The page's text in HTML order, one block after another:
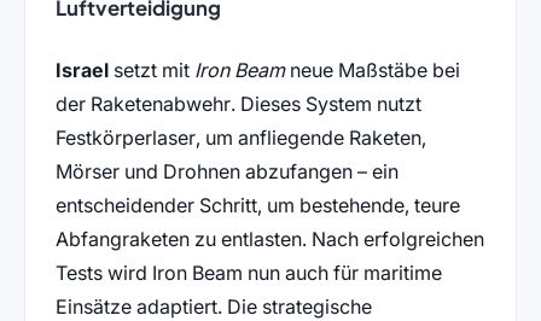
Luftverteidigung
Israelsetzt mit Iron Beamneue Maßstäbe bei
der Raketenabwehr. Dieses System nutzt
Festkörperlaser, um anfliegende Raketen,
Mörser und Drohnen abzufangen – ein
entscheidender Schritt, um bestehende, teure
Abfangraketen zu entlasten. Nach erfolgreichen
Tests wird Iron Beam nun auch für maritime
Einsätze adaptiert. Die strategische